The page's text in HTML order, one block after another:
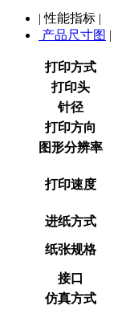
| 性能指标 |
产品尺寸图 |
打印方式
打印头
针径
打印方向
图形分辨率
打印速度
进纸方式
纸张规格
接口
仿真方式